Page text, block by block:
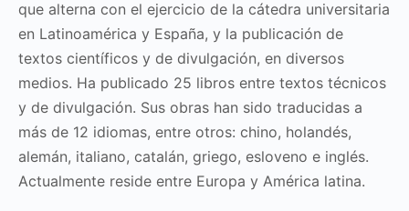
que alterna con el ejercicio de la cátedra universitaria
en Latinoamérica y España, y la publicación de
textos científicos y de divulgación, en diversos
medios. Ha publicado 25 libros entre textos técnicos
y de divulgación. Sus obras han sido traducidas a
más de 12 idiomas, entre otros: chino, holandés,
alemán, italiano, catalán, griego, esloveno e inglés.
Actualmente reside entre Europa y América latina.